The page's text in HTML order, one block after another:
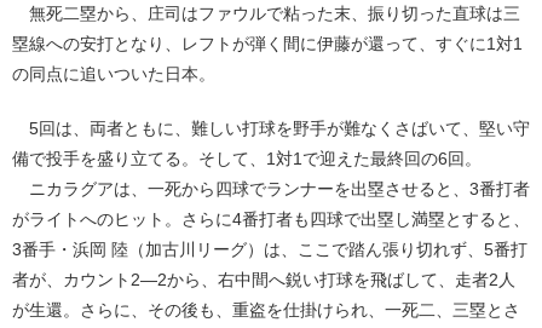
無死二塁から、庄司はファウルで粘った末、振り切った直球は三
塁線への安打となり、レフトが弾く間に伊藤が還って、すぐに1対1
の同点に追いついた日本。
5回は、両者ともに、難しい打球を野手が難なくさばいて、堅い守
備で投手を盛り立てる。そして、1対1で迎えた最終回の6回。
ニカラグアは、一死から四球でランナーを出塁させると、3番打者
がライトへのヒット。さらに4番打者も四球で出塁し満塁とすると、
3番手・浜岡 陸（加古川リーグ）は、ここで踏ん張り切れず、5番打
者が、カウント2―2から、右中間へ鋭い打球を飛ばして、走者2人
が生還。さらに、その後も、重盗を仕掛けられ、一死二、三塁とさ